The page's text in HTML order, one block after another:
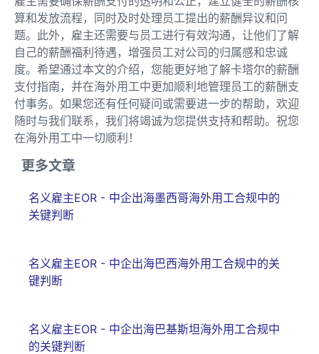
算和发放流程，同时及时处理员工提出的薪酬异议和问
题。此外，雇主还需要与员工进行有效沟通，让他们了解
自己的薪酬福利待遇，增强员工对公司的归属感和忠诚
度。希望通过本文的介绍，您能更好地了解卡塔尔的薪酬
支付指南，并在海外用工中更加顺利地管理员工的薪酬支
付事务。如果您还有任何疑问或需要进一步的帮助，欢迎
随时与我们联系，我们将竭诚为您提供支持和帮助。祝您
在海外用工中一切顺利！
更多文章
名义雇主EOR - 中企出海墨西哥海外用工合规中的
关键判断
名义雇主EOR - 中企出海巴西海外用工合规中的关
键判断
名义雇主EOR - 中企出海巴基斯坦海外用工合规中
的关键判断